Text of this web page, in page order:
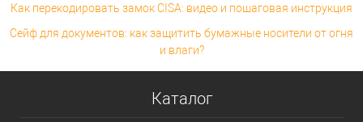
Как перекодировать замок CISA: видео и пошаговая инструкция
Сейф для документов: как защитить бумажные носители от огня
и влаги?
Каталог